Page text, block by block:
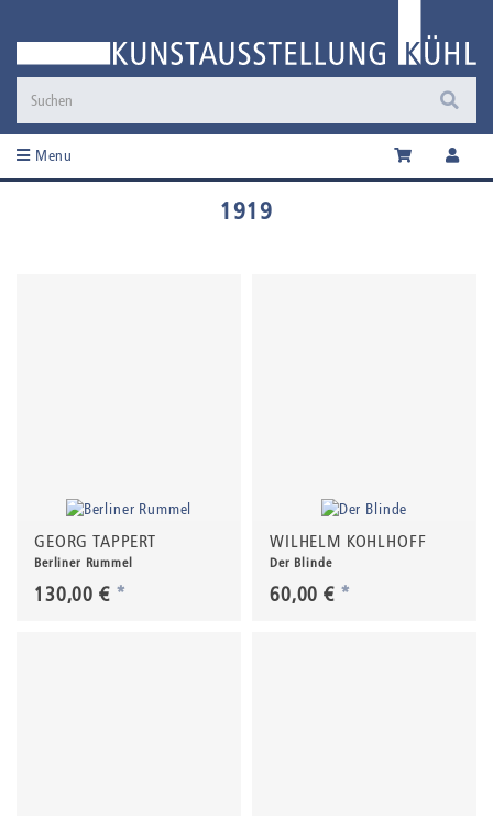
Menu
1919
GEORG TAPPERT
Berliner Rummel
130,00 € *
WILHELM KOHLHOFF
Der Blinde
60,00 € *